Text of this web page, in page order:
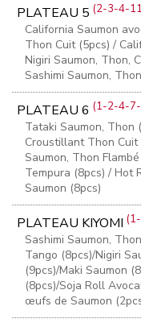
PLATEAU 5(2-3-4-
California Saumon
Thon Cuit (5pcs) /
Nigiri Saumon, Thon,
Sashimi Saumon,
PLATEAU 6(1-2-4-
Tataki Saumon, Thon
Croustillant Thon Cuit
Saumon, Thon
Tempura (8pcs) / Hot
Saumon (8pcs)
PLATEAU KIYOMI
Sashimi Saumon,
Tango (8pcs)/Nigiri
(9pcs)/Maki Saumon
(8pcs)/Soja Roll
œufs de Saumon